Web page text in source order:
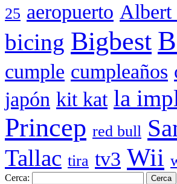
25 aeropuerto Albert
bicing Bigbest
cumple cumpleaños
japón kit kat la
Princep red bull
Tallac tira tv3 Wii
Cerca: